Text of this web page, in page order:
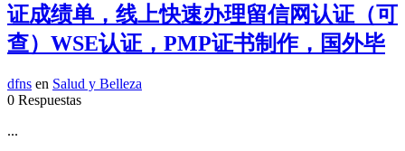
证成绩单，线上快速办理留信网认证（可
查）WSE认证，PMP证书制作，国外毕
dfns en Salud y Belleza
0 Respuestas
...